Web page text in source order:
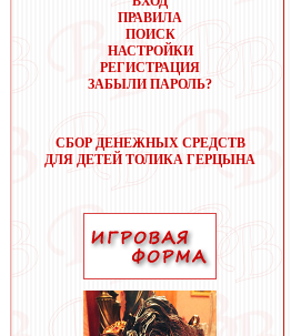
ПРАВИЛА
ПОИСК
НАСТРОЙКИ
РЕГИСТРАЦИЯ
ЗАБЫЛИ ПАРОЛЬ?
СБОР ДЕНЕЖНЫХ СРЕДСТВ
ДЛЯ ДЕТЕЙ ТОЛИКА ГЕРЦЫНА